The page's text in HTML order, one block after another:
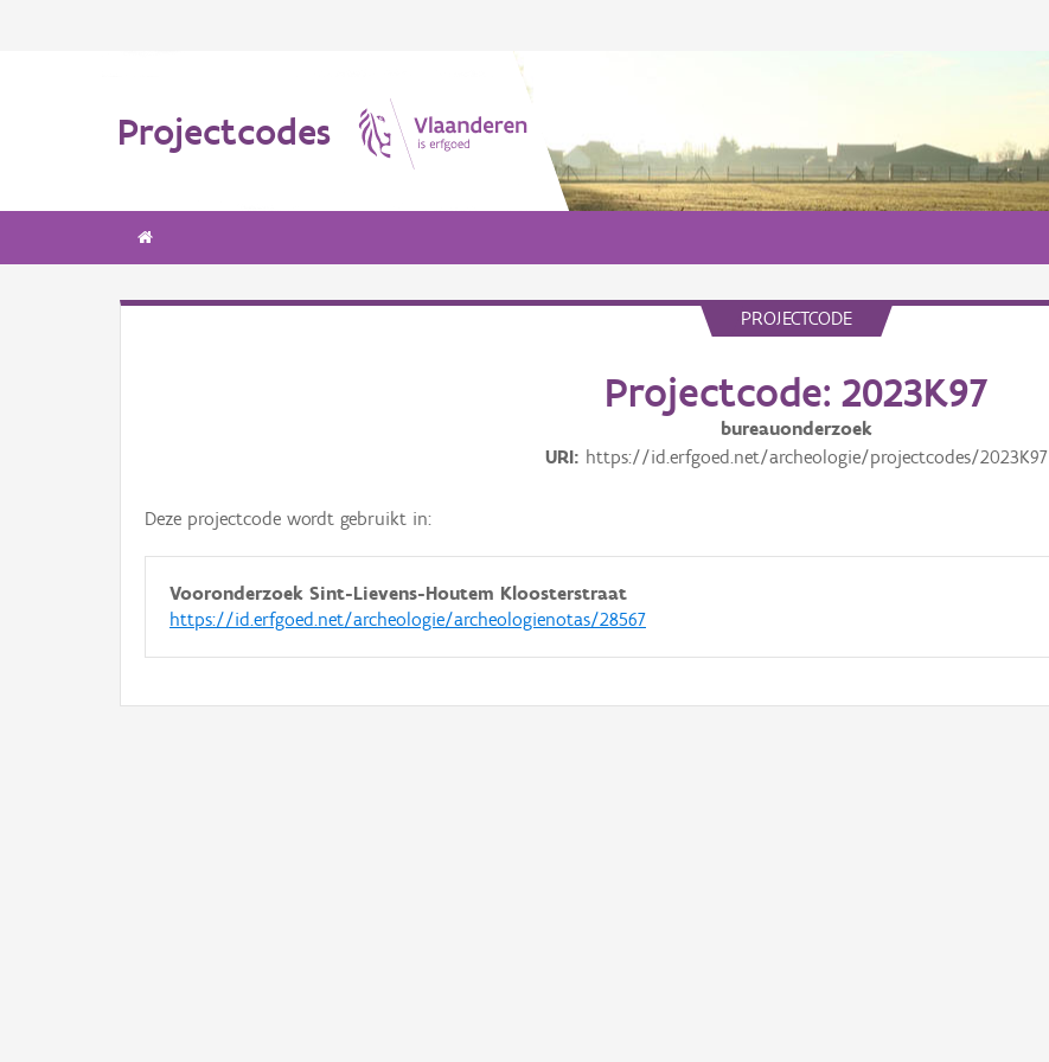
Projectcodes
PROJECTCODE
Projectcode: 2023K97
bureauonderzoek
URI https://id.erfgoed.net/archeologie/projectcodes/2023K97
Deze projectcode wordt gebruikt in:
Vooronderzoek Sint-Lievens-Houtem Kloosterstraat
https://id.erfgoed.net/archeologie/archeologienotas/28567